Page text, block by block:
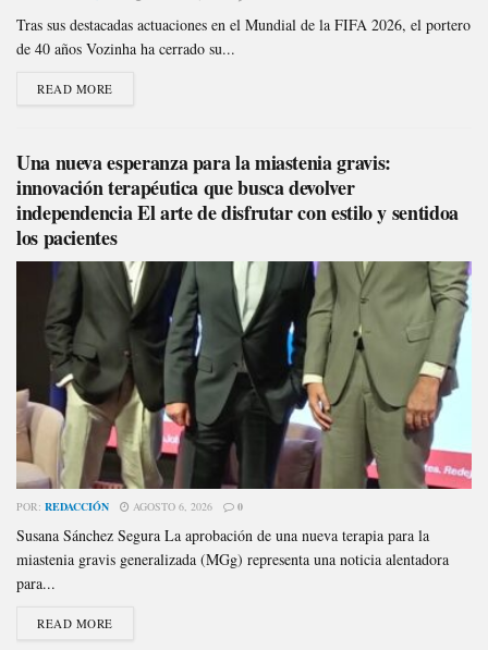
Tras sus destacadas actuaciones en el Mundial de la FIFA 2026, el portero
de 40 años Vozinha ha cerrado su...
READ MORE
Una nueva esperanza para la miastenia gravis:
innovación terapéutica que busca devolver
independencia El arte de disfrutar con estilo y sentidoa
los pacientes
POR: REDACCIÓN AGOSTO 6, 2026 0
Susana Sánchez Segura La aprobación de una nueva terapia para la
miastenia gravis generalizada (MGg) representa una noticia alentadora
para...
READ MORE